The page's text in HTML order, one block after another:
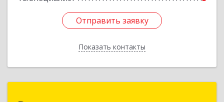
Отправить заявку
Показать контакты
Отправить заявку
Назад